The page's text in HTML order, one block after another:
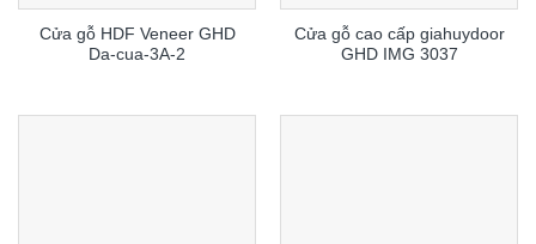
Cửa gỗ HDF Veneer GHD
Da-cua-3A-2
Cửa gỗ cao cấp giahuydoor
GHD IMG 3037